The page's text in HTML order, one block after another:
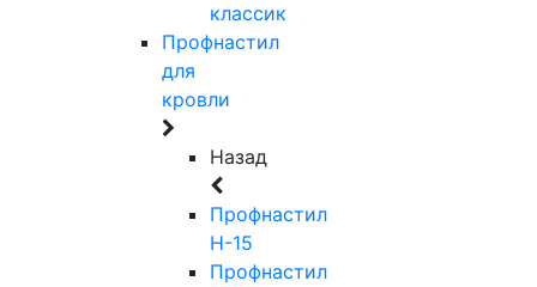
классик
Профнастил
для
кровли
Назад
Профнастил
Н-15
Профнастил